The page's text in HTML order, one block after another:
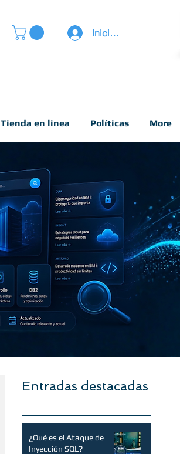
Iniciar sesión
Tienda en linea Políticas More
Entradas destacadas
¿Qué es el Ataque de
Inyección SQL?